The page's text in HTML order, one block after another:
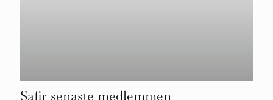
Safir senaste medlemmen